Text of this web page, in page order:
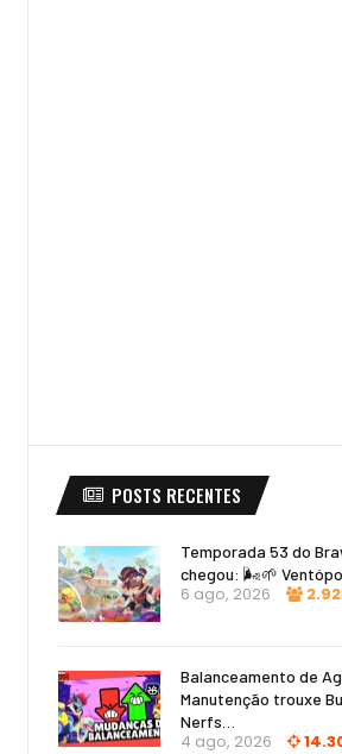
POSTS RECENTES
Temporada 53 do
chegou: 🌬️🌱
6 ago, 2026
Balanceamento de
Manutenção trouxe
Nerfs…
4 ago, 2026